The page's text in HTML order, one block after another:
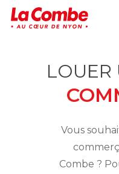
Skip
LOUER
Vous
Combe ?